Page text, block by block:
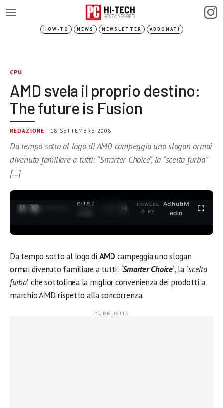
HOW-TO NEWS NEWSLETTER ABBONATI
CPU
AMD svela il proprio destino:
The future is Fusion
REDAZIONE | 18 SETTEMBRE 2008
Da tempo sotto al logo di AMD campeggia uno slogan ormai
divenuto familiare a tutti: “Smarter Choice“, la “scelta furba”
[…]
0:18 /
3:35
POWERE
D BY
AdhubM
edia
Da tempo sotto al logo di AMD campeggia uno slogan
ormai divenuto familiare a tutti: “SmarterChoice“, la “scelta
furba” che sottolinea la miglior convenienza dei prodotti a
marchio AMD rispetto alla concorrenza.